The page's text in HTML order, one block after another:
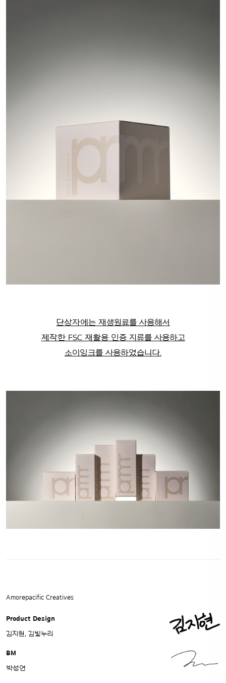
단상자에는 재생원료를 사용해서
제작한 FSC 재활용 인증 지류를 사용하고
소이잉크를 사용하였습니다.
Amorepacific Creatives
Product Design
김지현, 김빛누리
BM
박성연